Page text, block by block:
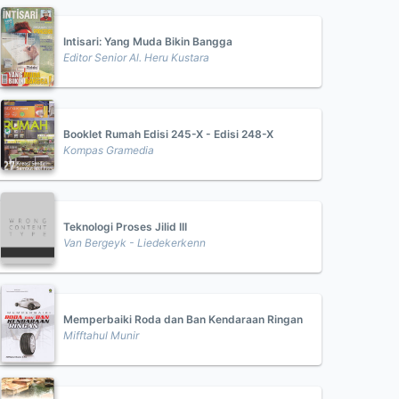
Intisari: Yang Muda Bikin Bangga
Editor Senior Al. Heru Kustara
Booklet Rumah Edisi 245-X - Edisi 248-X
Kompas Gramedia
Teknologi Proses Jilid III
Van Bergeyk - Liedekerkenn
Memperbaiki Roda dan Ban Kendaraan Ringan
Mifftahul Munir